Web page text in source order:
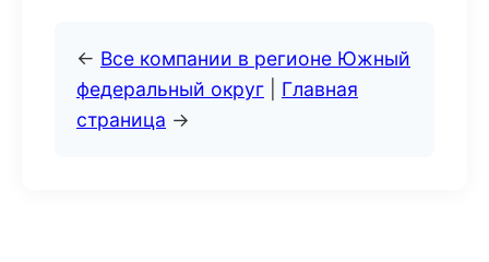
← Все компании в регионе Южный
федеральный округ
Главная
страница →